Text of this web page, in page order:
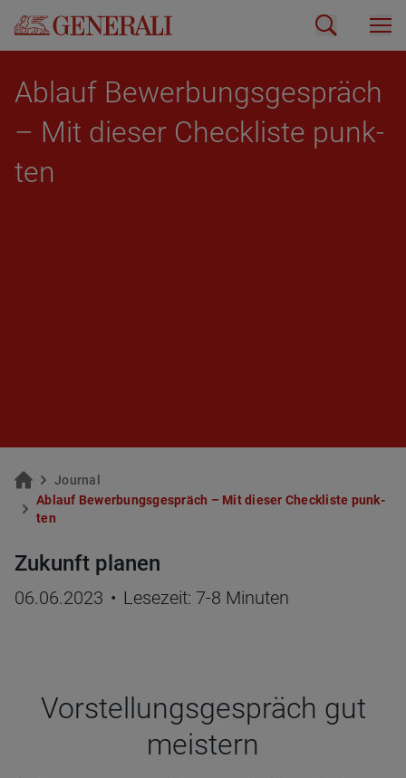
Ab­lauf Be­wer­bungs­ge­spräch
– Mit die­ser Check­lis­te punk­
ten
Jour­nal
Ab­lauf Be­wer­bungs­ge­spräch – Mit die­ser Check­lis­te punk­
ten
Zukunft planen
06.06.2023 • Lesezeit: 7-8 Minuten
Vor­stel­lungs­ge­spräch gut
meis­tern